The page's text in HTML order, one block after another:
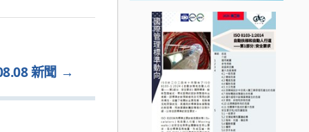
→
新聞